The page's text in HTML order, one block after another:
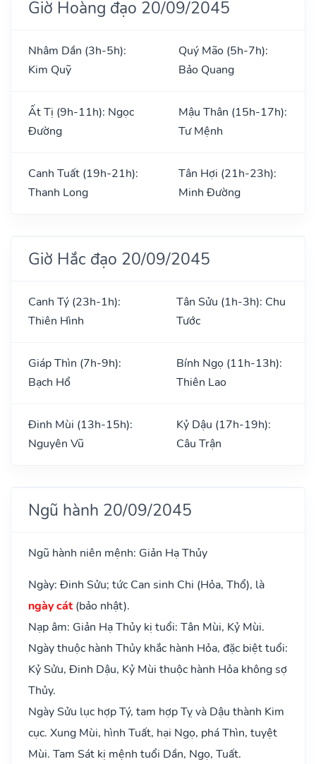
Giờ Hoàng đạo 20/09/2045
Nhâm Dần (3h-5h):
Kim Quỹ
Quý Mão (5h-7h):
Bảo Quang
Ất Tị (9h-11h): Ngọc
Đường
Mậu Thân (15h-17h):
Tư Mệnh
Canh Tuất (19h-21h):
Thanh Long
Tân Hợi (21h-23h):
Minh Đường
Giờ Hắc đạo 20/09/2045
Canh Tý (23h-1h):
Thiên Hình
Tân Sửu (1h-3h): Chu
Tước
Giáp Thìn (7h-9h):
Bạch Hổ
Bính Ngọ (11h-13h):
Thiên Lao
Đinh Mùi (13h-15h):
Nguyên Vũ
Kỷ Dậu (17h-19h):
Câu Trận
Ngũ hành 20/09/2045
Ngũ hành niên mệnh: Giản Hạ Thủy
Ngày: Đinh Sửu; tức Can sinh Chi (Hỏa, Thổ), là
ngày cát(bảo nhật).
Nạp âm: Giản Hạ Thủy kị tuổi: Tân Mùi, Kỷ Mùi.
Ngày thuộc hành Thủy khắc hành Hỏa, đặc biệt tuổi:
Kỷ Sửu, Đinh Dậu, Kỷ Mùi thuộc hành Hỏa không sợ
Thủy.
Ngày Sửu lục hợp Tý, tam hợp Tỵ và Dậu thành Kim
cục. Xung Mùi, hình Tuất, hại Ngọ, phá Thìn, tuyệt
Mùi. Tam Sát kị mệnh tuổi Dần, Ngọ, Tuất.